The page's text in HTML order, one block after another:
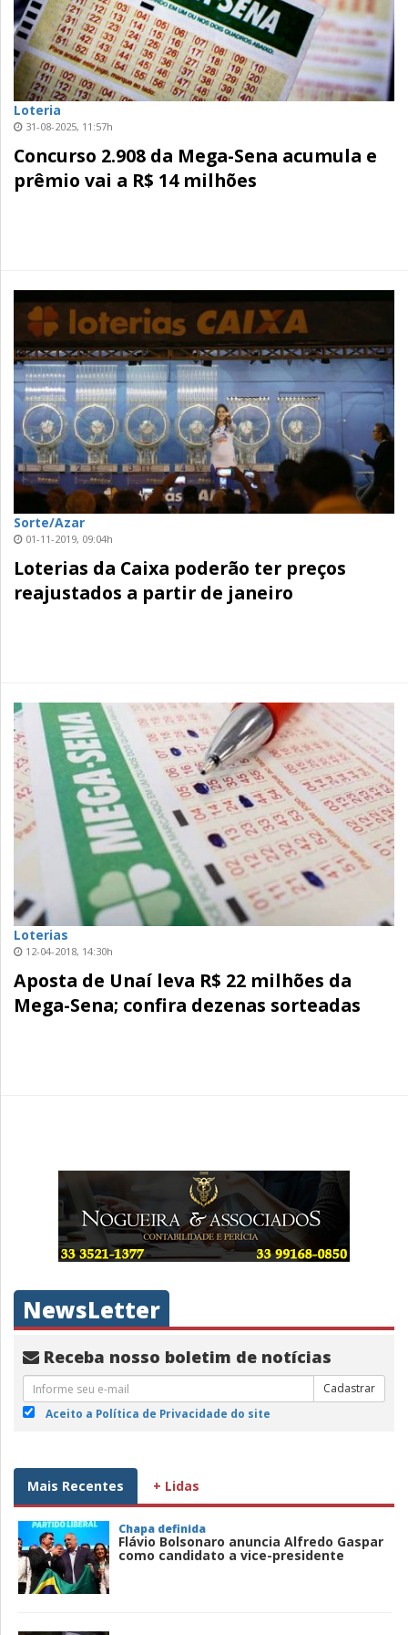
Loteria
31-08-2025, 11:57h
Concurso 2.908 da Mega-Sena acumula e
prêmio vai a R$ 14 milhões
Sorte/Azar
01-11-2019, 09:04h
Loterias da Caixa poderão ter preços
reajustados a partir de janeiro
Loterias
12-04-2018, 14:30h
Aposta de Unaí leva R$ 22 milhões da
Mega-Sena; confira dezenas sorteadas
NewsLetter
Receba nosso boletim de notícias
Cadastrar
Aceito a Política de Privacidade do site
Mais Recentes + Lidas
Chapa definida
Flávio Bolsonaro anuncia Alfredo Gaspar
como candidato a vice-presidente